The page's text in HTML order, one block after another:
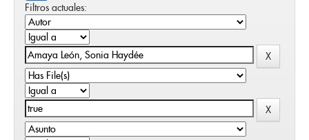
Filtros actuales: